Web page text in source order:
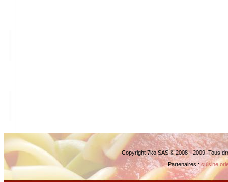
Copyright 7ko SAS © 2008 - 2009. Tous
Partenaires :cuisine